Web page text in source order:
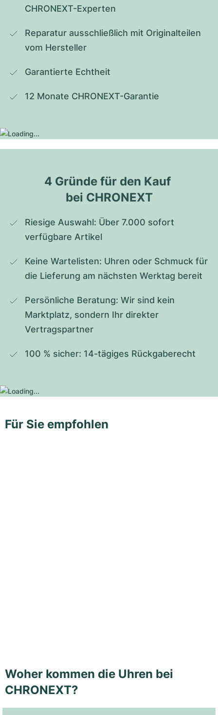
CHRONEXT-Experten
Reparatur ausschließlich mit Originalteilen
vom Hersteller
Garantierte Echtheit
12 Monate CHRONEXT-Garantie
4 Gründe für den Kauf
bei CHRONEXT
Riesige Auswahl: Über 7.000 sofort
verfügbare Artikel
Keine Wartelisten: Uhren oder Schmuck für
die Lieferung am nächsten Werktag bereit
Persönliche Beratung: Wir sind kein
Marktplatz, sondern Ihr direkter
Vertragspartner
100 % sicher: 14-tägiges Rückgaberecht
Für Sie empfohlen
Woher kommen die Uhren bei
CHRONEXT?